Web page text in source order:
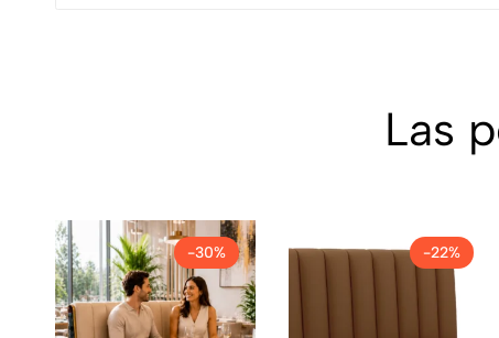
Las
-30% -22%